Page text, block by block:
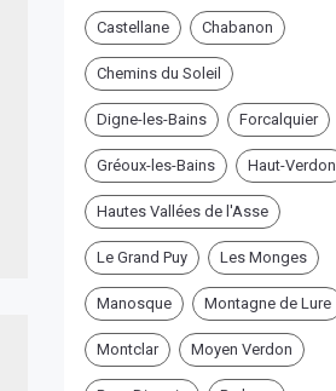
Castellane Chabanon
Chemins du Soleil
Digne-les-Bains Forcalquier
Gréoux-les-Bains Haut-Verdon
Hautes Vallées de l'Asse
Le Grand Puy Les Monges
Manosque Montagne de Lure
Montclar Moyen Verdon